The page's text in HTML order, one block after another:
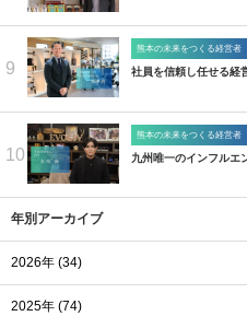
9
熊本の未来をつくる経営者
社員を信頼し任せる経
10
熊本の未来をつくる経営者
九州唯一のインフルエ
年別アーカイブ
2026年 (34)
2025年 (74)